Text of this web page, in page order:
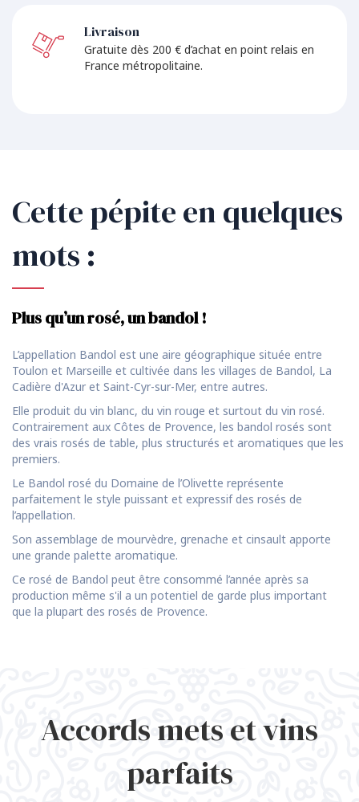
Livraison
Gratuite dès 200 € d’achat en point relais en
France métropolitaine.
Cette pépite en quelques
mots :
Plus qu’un rosé, un bandol !
L’appellation Bandol est une aire géographique située entre
Toulon et Marseille et cultivée dans les villages de Bandol, La
Cadière d'Azur et Saint-Cyr-sur-Mer, entre autres.
Elle produit du vin blanc, du vin rouge et surtout du vin rosé.
Contrairement aux Côtes de Provence, les bandol rosés sont
des vrais rosés de table, plus structurés et aromatiques que les
premiers.
Le Bandol rosé du Domaine de l’Olivette représente
parfaitement le style puissant et expressif des rosés de
l’appellation.
Son assemblage de mourvèdre, grenache et cinsault apporte
une grande palette aromatique.
Ce rosé de Bandol peut être consommé l’année après sa
production même s'il a un potentiel de garde plus important
que la plupart des rosés de Provence.
Accords mets et vins
parfaits